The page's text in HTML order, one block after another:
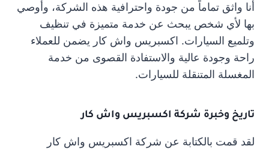
أنا واثق تماماً من جودة واحترافية هذه الشركة، وأوصي
بها لأي شخص يبحث عن خدمة متميزة في تنظيف
وتلميع السيارات. اكسبريس واش كار يضمن للعملاء
راحة وجودة عالية والاستفادة القصوى من خدمة
المغسلة المتنقلة للسيارات.
تاريخ وخبرة شركة اكسبريس واش كار
لقد قمت بالكتابة عن شركة اكسبريس واش كار